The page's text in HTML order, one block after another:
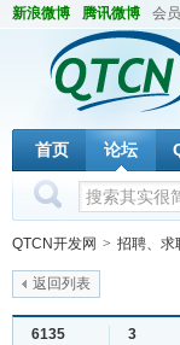
新浪微博 腾讯微博 会
首页 论坛
QTCN开发网 > 招聘、求
返回列表
6135
3